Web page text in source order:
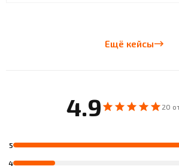
Ещё кейсы
4.9 20
5
4